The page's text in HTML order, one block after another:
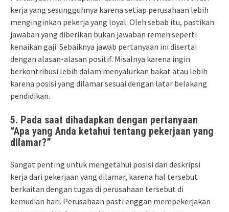
kerja yang sesungguhnya karena setiap perusahaan lebih
menginginkan pekerja yang loyal. Oleh sebab itu, pastikan
jawaban yang diberikan bukan jawaban remeh seperti
kenaikan gaji. Sebaiknya jawab pertanyaan ini disertai
dengan alasan-alasan positif. Misalnya karena ingin
berkontribusi lebih dalam menyalurkan bakat atau lebih
karena posisi yang dilamar sesuai dengan latar belakang
pendidikan.
5. Pada saat dihadapkan dengan pertanyaan
“Apa yang Anda ketahui tentang pekerjaan yang
dilamar?”
Sangat penting untuk mengetahui posisi dan deskripsi
kerja dari pekerjaan yang dilamar, karena hal tersebut
berkaitan dengan tugas di perusahaan tersebut di
kemudian hari. Perusahaan pasti enggan mempekerjakan